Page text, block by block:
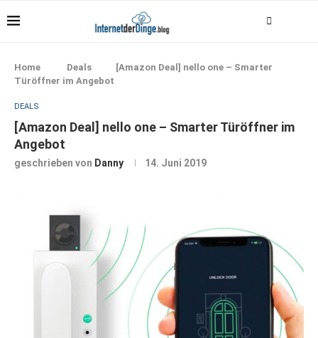
Home Deals
[Amazon Deal] nello one – Smarter
Türöffner im Angebot
DEALS
[Amazon Deal] nello one – Smarter Türöffner im
Angebot
geschrieben von Danny 14. Juni 2019